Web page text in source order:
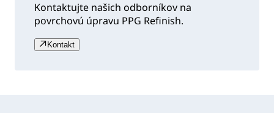
Kontaktujte našich odborníkov na
povrchovú úpravu PPG Refinish.
Kontakt